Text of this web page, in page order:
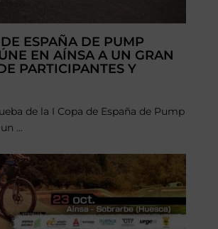
ESPAÑA DE PUMP
EN AÍNSA A UN GRAN
PARTICIPANTES Y
de la I Copa de España de Pump
...